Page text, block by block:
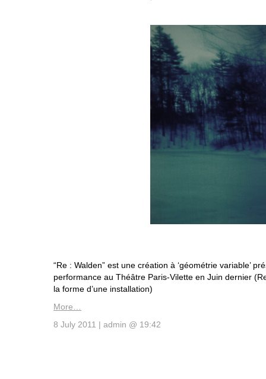
“Re : Walden” est une création à ‘géométrie variable’
performance au Théâtre Paris-Vilette en Juin dernier
la forme d’une installation)
More…
8 July 2011 | admin @ 19:42